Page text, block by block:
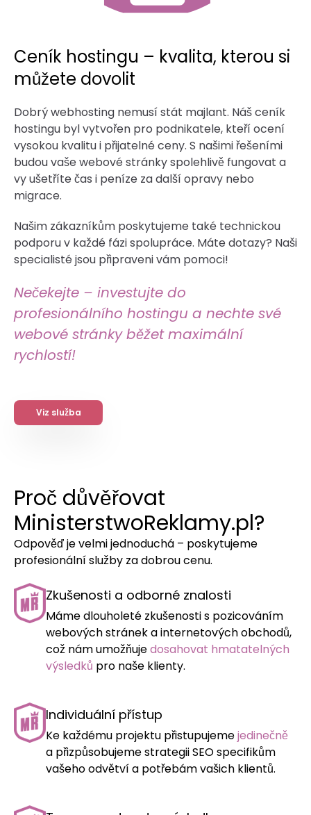
Ceník hostingu – kvalita, kterou si
můžete dovolit
Dobrý webhosting nemusí stát majlant. Náš ceník
hostingu byl vytvořen pro podnikatele, kteří ocení
vysokou kvalitu i přijatelné ceny. S našimi řešeními
budou vaše webové stránky spolehlivě fungovat a
vy ušetříte čas i peníze za další opravy nebo
migrace.
Našim zákazníkům poskytujeme také technickou
podporu v každé fázi spolupráce. Máte dotazy? Naši
specialisté jsou připraveni vám pomoci!
Nečekejte – investujte do
profesionálního hostingu a nechte své
webové stránky běžet maximální
rychlostí!
Viz služba
Proč důvěřovat
MinisterstwoReklamy.pl?
Odpověď je velmi jednoduchá – poskytujeme
profesionální služby za dobrou cenu.
Zkušenosti a odborné znalosti
Máme dlouholeté zkušenosti s pozicováním
webových stránek a internetových obchodů,
což nám umožňujedosahovat hmatatelných
výsledků pro naše klienty.
Individuální přístup
Ke každému projektu přistupujemejedinečně
a přizpůsobujeme strategii SEO specifikům
vašeho odvětví a potřebám vašich klientů.